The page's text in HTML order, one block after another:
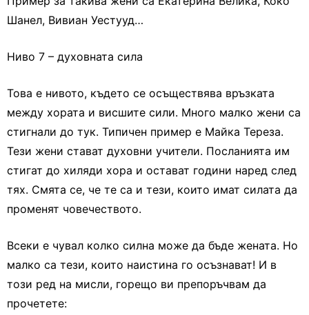
Шанел, Вивиан Уестууд…
Ниво 7 – духовната сила
Това е нивото, където се осъществява връзката
между хората и висшите сили. Много малко жени са
стигнали до тук. Типичен пример е Майка Тереза.
Тези жени стават духовни учители. Посланията им
стигат до хиляди хора и остават години наред след
тях. Смята се, че те са и тези, които имат силата да
променят човечеството.
Всеки е чувал колко силна може да бъде жената. Но
малко са тези, които наистина го осъзнават! И в
този ред на мисли, горещо ви препоръчвам да
прочетете: